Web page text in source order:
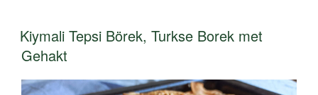
Kiymali Tepsi Börek, Turkse Borek met
Gehakt